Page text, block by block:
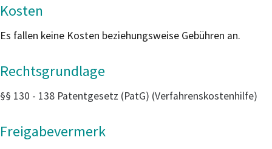
Kosten
Es fallen keine Kosten beziehungsweise Gebühren an.
Rechtsgrundlage
§§ 130 - 138 Patentgesetz (PatG) (Verfahrenskostenhilfe)
Freigabevermerk